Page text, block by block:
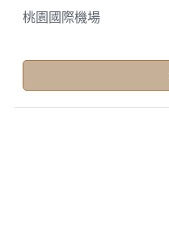
桃園國際機場